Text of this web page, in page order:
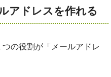
アドレスを作れる
の役割が「メールアドレ